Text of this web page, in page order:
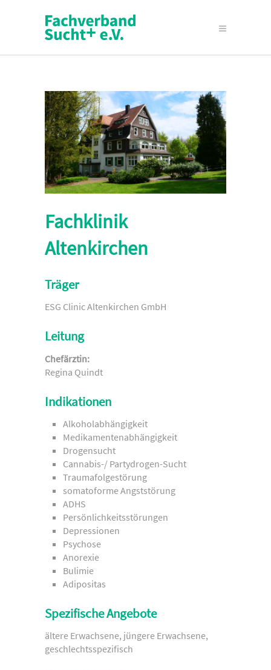
Fachklinik
Altenkirchen
Träger
ESG Clinic Altenkirchen GmbH
Leitung
Chefärztin:
Regina Quindt
Indikationen
Alkoholabhängigkeit
Medikamentenabhängigkeit
Drogensucht
Cannabis-/ Partydrogen-Sucht
Traumafolgestörung
somatoforme Angststörung
ADHS
Persönlichkeitsstörungen
Depressionen
Psychose
Anorexie
Bulimie
Adipositas
Spezifische Angebote
ältere Erwachsene, jüngere Erwachsene,
geschlechtsspezifisch